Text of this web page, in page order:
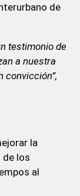
de
testimonio de
a nuestra
convicción”,
la
de los
al